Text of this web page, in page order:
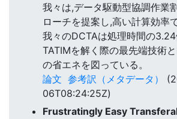
我々は,データ駆動型協調作業
ローチを提案し,高い計算効率
我々のDCTAは処理時間の3.24
TATIMを解く際の最先端技術
の省エネを図っている。
論文 参考訳（メタデータ）
06T08:24:25Z)
Frustratingly Easy